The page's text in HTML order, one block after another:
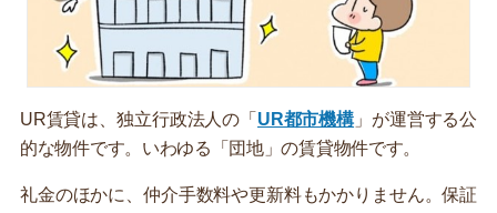
UR賃貸は、独立行政法人の「 UR都市機構」が運営する公
的な物件です。いわゆる「団地」の賃貸物件です。
礼金のほかに、仲介手数料や更新料もかかりません。保証